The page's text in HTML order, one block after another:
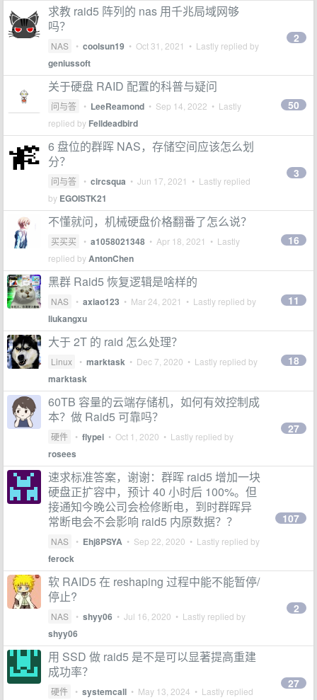
求教 raid5 阵列的 nas 用千兆局域网够
吗？
NAS • coolsun19 • Oct 31, 2021 • Lastly replied by
geniussoft
2
关于硬盘 RAID 配置的科普与疑问
问与答 • LeeReamond • Sep 14, 2022 • Lastly
replied by Felldeadbird
50
6 盘位的群晖 NAS，存储空间应该怎么划
分？
问与答 • circsqua • Jun 17, 2021 • Lastly replied
by EGOISTK21
3
不懂就问，机械硬盘价格翻番了怎么说？
买买买 • a1058021348 • Apr 18, 2021 • Lastly
replied byAntonChen
16
黑群 Raid5 恢复逻辑是啥样的
NAS • axiao123 • Mar 24, 2021 • Lastly replied by
liukangxu
11
大于 2T 的 raid 怎么处理？
Linux • marktask • Dec 7, 2020 • Lastly replied by
marktask
18
60TB 容量的云端存储机，如何有效控制成
本？做 Raid5 可靠吗？
硬件 • flypei • Oct 1, 2020 • Lastly replied by
rosees
27
速求标准答案，谢谢：群晖 raid5 增加一块
硬盘正扩容中，预计 40 小时后 100%。但
接通知今晚公司会检修断电，到时群晖异
常断电会不会影响 raid5 内原数据？？
NAS • Ehj8PSYA • Sep 22, 2020 • Lastly replied by
ferock
107
软 RAID5 在 reshaping 过程中能不能暂停/
停止?
NAS • shyy06 • Jul 16, 2020 • Lastly replied by
shyy06
2
用 SSD 做 raid5 是不是可以显著提高重建
成功率？
硬件 • systemcall • May 13, 2024 • Lastly replied
27